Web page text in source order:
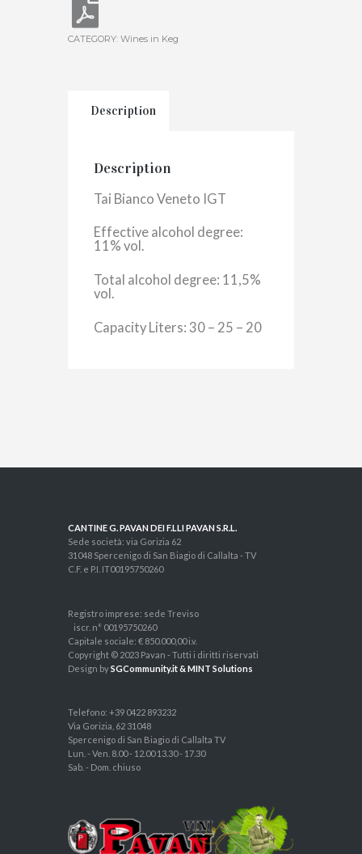
CATEGORY: Wines in Keg
Description
Description
Tai Bianco Veneto IGT
Effective alcohol degree:
11% vol.
Total alcohol degree: 11,5%
vol.
Capacity Liters: 30 – 25 – 20
CANTINE G. PAVAN DEI F.LLI PAVAN S.R.L.
Sede società: via Gorizia 62
31048 Spercenigo di San Biagio di Callalta - TV
C.F. e P.I. IT00195750260
Registro imprese: sede Treviso
iscr. n° 00195750260
Capitale sociale: € 850.000,00 i.v.
Copyright © 2023 Pavan - Tutti i diritti riservati
Design bySGCommunity.it & MINT Solutions
Telefono: +39 0422 893232
Via Gorizia, 62 31048
Spercenigo di San Biagio di Callalta TV
Lun. - Ven. 8.00 - 12.00 13.30 - 17.30
Sab. - Dom. chiuso